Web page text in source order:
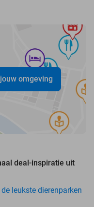
omgeving
deal-inspiratie uit
leukste dierenparken